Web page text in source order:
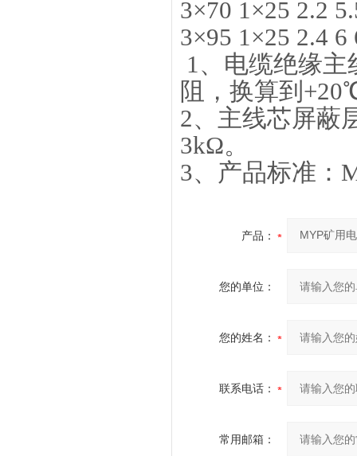
3×70 1×25 2.2
3×95 1×25 2.4 6
1、电缆绝缘
阻，换算到
2、主线芯屏蔽
3kΩ。
3、产品标准：
产品：
您的单位：
您的姓名：
联系电话：
常用邮箱：